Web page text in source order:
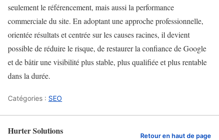
seulement le référencement, mais aussi la performance
commerciale du site. En adoptant une approche professionnelle,
orientée résultats et centrée sur les causes racines, il devient
possible de réduire le risque, de restaurer la confiance de Google
et de bâtir une visibilité plus stable, plus qualifiée et plus rentable
dans la durée.
Catégories : SEO
Hurter Solutions Retour en haut de page